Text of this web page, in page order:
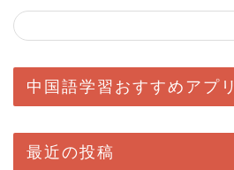
中国語学習おすすめアプリ
最近の投稿